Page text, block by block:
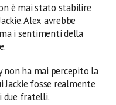
è mai stato stabilire
Alex avrebbe
i sentimenti della
non ha mai percepito la
fosse realmente
due fratelli.